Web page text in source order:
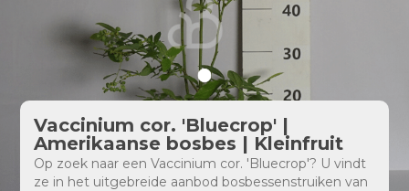
Vaccinium cor. 'Bluecrop' |
Amerikaanse bosbes | Kleinfruit
Op zoek naar een Vaccinium cor. 'Bluecrop'? U vindt
ze in het uitgebreide aanbod bosbessenstruiken van